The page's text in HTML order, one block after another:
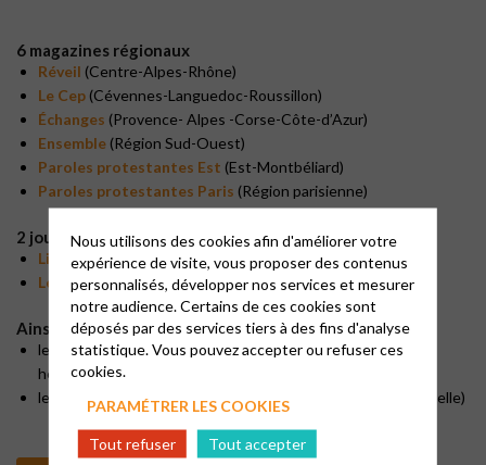
6 magazines régionaux
Réveil (Centre-Alpes-Rhône)
Le Cep (Cévennes-Languedoc-Roussillon)
Échanges (Provence- Alpes -Corse-Côte-d’Azur)
Ensemble (Région Sud-Ouest)
Paroles protestantes Est (Est-Montbéliard)
Paroles protestantes Paris (Région parisienne)
2 journaux consistoriaux
Liens protestants (Lille et Flandres)
Le Ralliement(Mulhouse)
Ainsi que
le Protestant de l’Ouest, diffusé via une newsletter
hebdomadaire gratuite.
le
Nouveau Messager (bimestriel diffusé en Alsace et Moselle)
Nous utilisons des cookies afin d'améliorer votre
expérience de visite, vous proposer des contenus
personnalisés, développer nos services et mesurer
notre audience. Certains de ces cookies sont
déposés par des services tiers à des fins d'analyse
statistique. Vous pouvez accepter ou refuser ces
cookies.
PARAMÉTRER LES COOKIES
Tout refuser
Tout accepter